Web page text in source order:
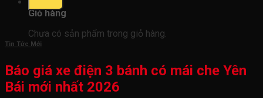
Giỏ hàng
Chưa có sản phẩm trong giỏ hàng.
Tin Tức Mới
Báo giá xe điện 3 bánh có mái che Yên
Bái mới nhất 2026